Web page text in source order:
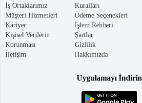
İş Ortaklarımız
Müşteri Hizmetleri
Kariyer
Kişisel Verilerin
Korunması
İletişim
Kuralları
Ödeme Seçenekleri
İşlem Rehberi
Şartlar
Gizlilik
Hakkımızda
Uygulamayı İndirin